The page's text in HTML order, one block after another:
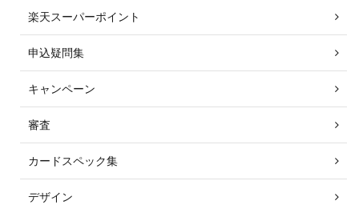
楽天スーパーポイント
申込疑問集
キャンペーン
審査
カードスペック集
デザイン